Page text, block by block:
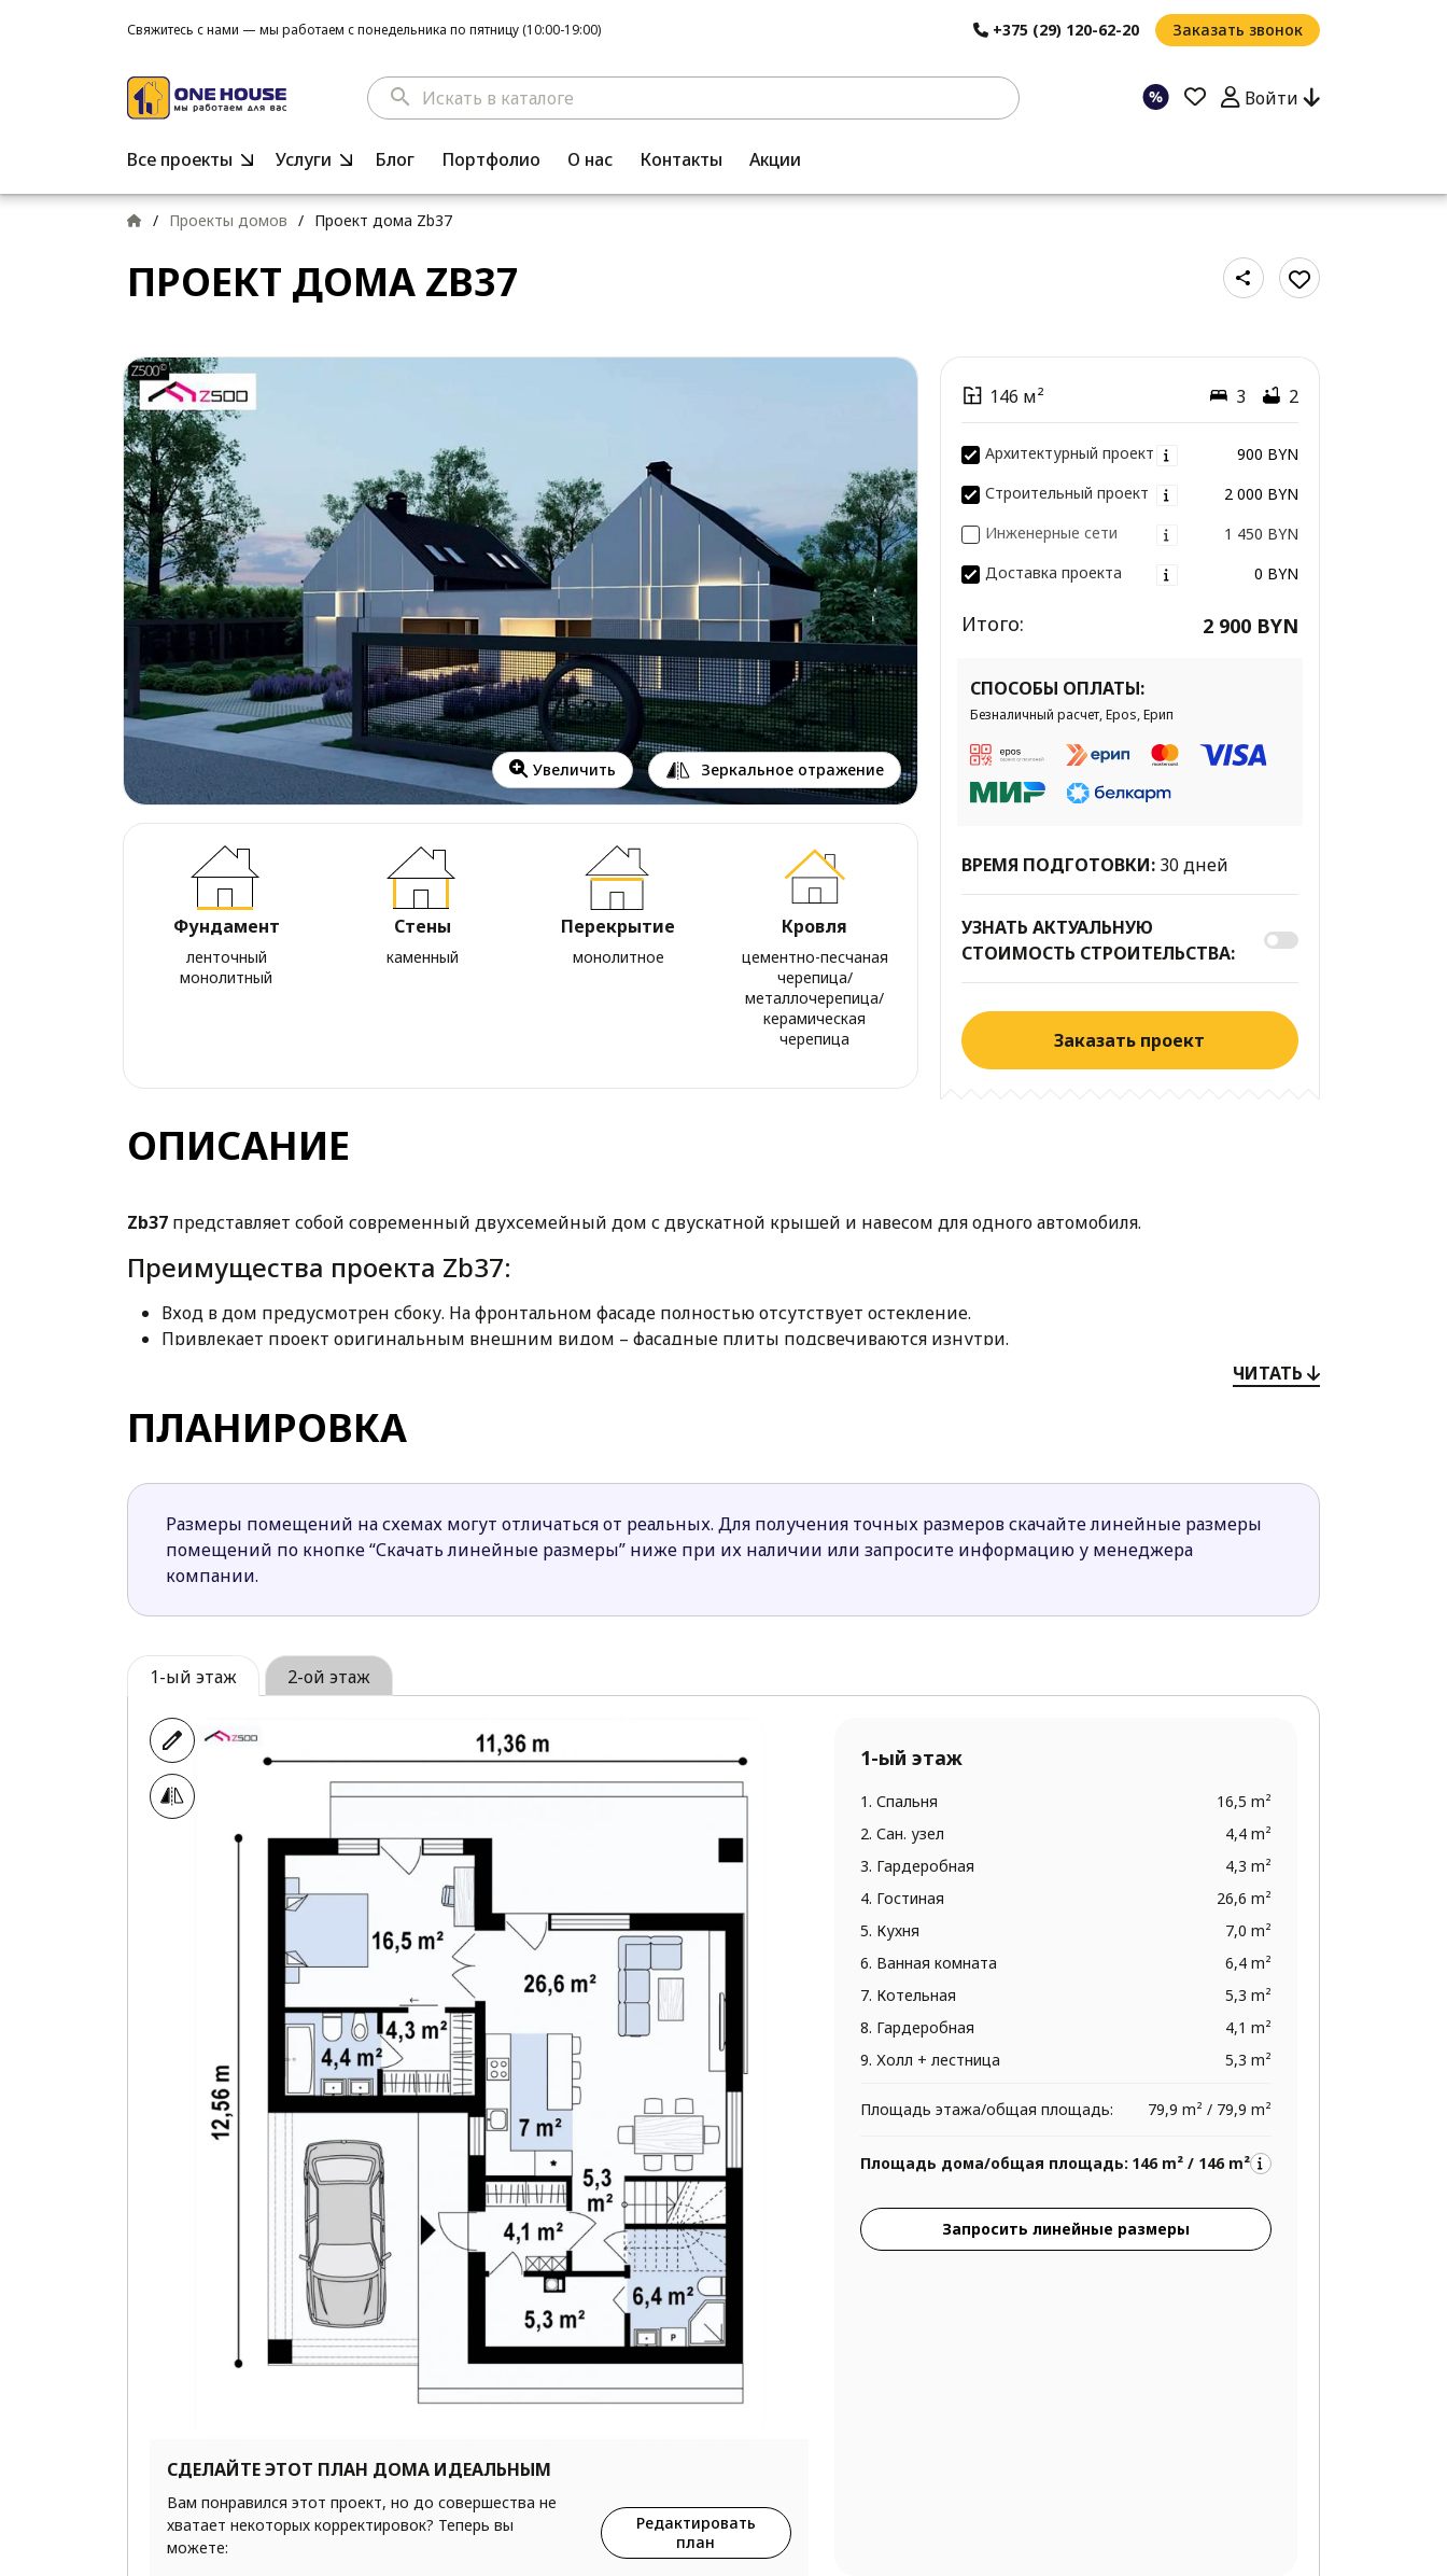
Свяжитесь с нами — мы работаем с понедельника по пятницу (10:00-19:00) +375 (29) 120-62-20 Заказать звонок
search Войти
Все проекты Услуги Блог Портфолио О нас Контакты Акции
/ Проекты домов / Проект дома Zb37
ПРОЕКТ ДОМА ZB37
Увеличить Зеркальное отражение
Фундамент
ленточный
монолитный
Стены
каменный
Перекрытие
монолитное
Кровля
цементно-песчаная
черепица/
металлочерепица/
керамическая
черепица
146 м² 3 2
Архитектурный проект
900 BYN
Строительный проект
2 000 BYN
Инженерные сети
1 450 BYN
Доставка проекта
0 BYN
Итого: 2 900 BYN
СПОСОБЫ ОПЛАТЫ:
Безналичный расчет, Epos, Ерип
ВРЕМЯ ПОДГОТОВКИ: 30 дней
УЗНАТЬ АКТУАЛЬНУЮ
СТОИМОСТЬ СТРОИТЕЛЬСТВА:
Заказать проект
ОПИСАНИЕ
Zb37 представляет собой современный двухсемейный дом с двускатной крышей и навесом для одного автомобиля.
Преимущества проекта Zb37:
Вход в дом предусмотрен сбоку. На фронтальном фасаде полностью отсутствует остекление.
Привлекает проект оригинальным внешним видом – фасадные плиты подсвечиваются изнутри.
Спальня хозяев размещена на первом этаже. Она оснащена индивидуальным гардеробом, через который можно пройти в ванную
комнату.
Проект Zb37 – это разработка, которая удовлетворит потребности даже самых претензионных застройщиков. Дом привлекателен
внешне и удобен для проживания двух дружных семей.
ЧИТАТЬ
ПЛАНИРОВКА
Размеры помещений на схемах могут отличаться от реальных. Для получения точных размеров скачайте линейные размеры
помещений по кнопке “Скачать линейные размеры” ниже при их наличии или запросите информацию у менеджера
компании.
1-ый этаж 2-ой этаж
СДЕЛАЙТЕ ЭТОТ ПЛАН ДОМА ИДЕАЛЬНЫМ
Вам понравился этот проект, но до совершества не
хватает некоторых корректировок? Теперь вы
можете:
Редактировать
план
1-ый этаж
1. Спальня
16,5 m²
2. Сан. узел
4,4 m²
3. Гардеробная
4,3 m²
4. Гостиная
26,6 m²
5. Кухня
7,0 m²
6. Ванная комната
6,4 m²
7. Котельная
5,3 m²
8. Гардеробная
4,1 m²
9. Холл + лестница
5,3 m²
Площадь этажа/общая площадь: 79,9 m² / 79,9 m²
Площадь дома/общая площадь: 146 m² / 146 m²
Запросить линейные размеры